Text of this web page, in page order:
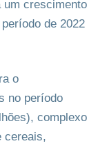
um crescimento
de 2022
o
no período
complexo
cereais,